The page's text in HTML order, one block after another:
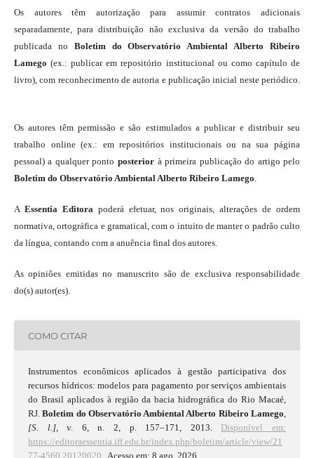
Os autores têm autorização para assumir contratos adicionais
separadamente, para distribuição não exclusiva da versão do trabalho
publicada no Boletim do Observatório Ambiental Alberto Ribeiro
Lamego (ex.: publicar em repositório institucional ou como capítulo de
livro), com reconhecimento de autoria e publicação inicial neste periódico.
Os autores têm permissão e são estimulados a publicar e distribuir seu
trabalho online (ex.: em repositórios institucionais ou na sua página
pessoal) a qualquer ponto posterior à primeira publicação do artigo pelo
Boletim do Observatório Ambiental Alberto Ribeiro Lamego.
A Essentia Editorapoderá efetuar, nos originais, alterações de ordem
normativa, ortográfica e gramatical, com o intuito de manter o padrão culto
da língua, contando com a anuência final dos autores.
As opiniões emitidas no manuscrito são de exclusiva responsabilidade
do(s) autor(es).
COMO CITAR
Instrumentos econômicos aplicados à gestão participativa dos
recursos hídricos: modelos para pagamento por serviços ambientais
do Brasil aplicados à região da bacia hidrográfica do Rio Macaé,
RJ.Boletim do Observatório Ambiental Alberto Ribeiro Lamego,
[S. l.], v. 6, n. 2, p. 157–171, 2013. Disponível em:
https://editoraessentia.iff.edu.br/index.php/boletim/article/view/21
77-4560.20120020.
. Acesso em: 8 ago. 2026.